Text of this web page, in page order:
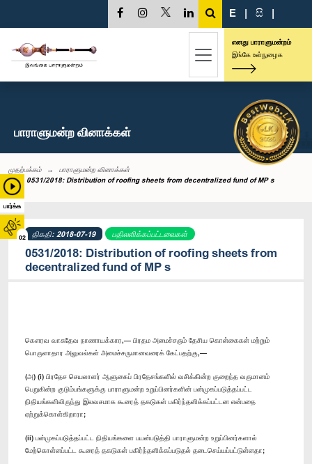
பார்க்க
02
E | සි |
எனது பாராளுமன்றம்
இங்கே உள்நுழைக
பாராளுமன்ற வினாக்கள்
முதற்பக்கம்
பாராளுமன்ற வினாக்கள்
0531/2018: Distribution of roofing sheets from decentralized fund of MP s
திகதி: 2018-07-19 பதிலளிக்கப்பட்டவைகள்
0531/2018: Distribution of roofing sheets from
decentralized fund of MP s
கௌரவ வாசுதேவ நாணாயக்கார,— பிரதம அமைச்சரும் தேசிய கொள்கைகள் மற்றும்
பொருளாதார அலுவல்கள் அமைச்சருமானவரைக் கேட்பதற்கு,—
(அ) (i) பிரதேச செயலாளர் ஆளுகைப் பிரதேசங்களில் வசிக்கின்ற குறைந்த வருமானம்
பெறுகின்ற குடும்பங்களுக்கு பாராளுமன்ற உறுப்பினர்களின் பன்முகப்படுத்தப்பட்ட
நிதியங்களிலிருந்து இலவசமாக கூரைத் தகடுகள் பகிர்ந்தளிக்கப்பட்டன என்பதை
ஏற்றுக்கொள்கிறாரா;
(ii) பன்முகப்படுத்தப்பட்ட நிதியங்களை பயன்படுத்தி பாராளுமன்ற உறுப்பினர்களால்
மேற்கொள்ளப்பட்ட கூரைத் தகடுகள் பகிர்ந்தளிக்கப்படுதல் தடைசெய்யப்பட்டுள்ளதா;